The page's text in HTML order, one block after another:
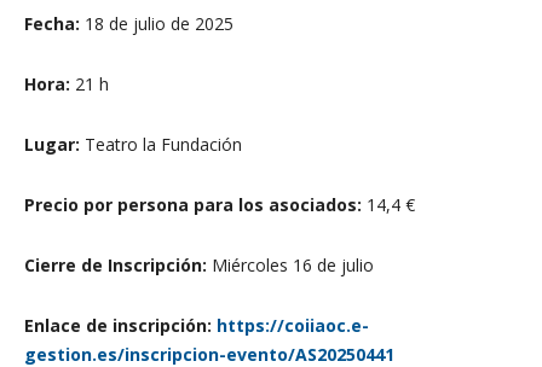
Fecha: 18 de julio de 2025
Hora: 21 h
Lugar: Teatro la Fundación
Precio por persona para los asociados: 14,4 €
Cierre de Inscripción: Miércoles 16 de julio
Enlace de inscripción: https://coiiaoc.e-
gestion.es/inscripcion-evento/AS20250441